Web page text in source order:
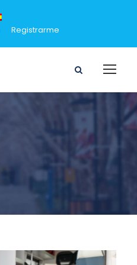
Registrarme